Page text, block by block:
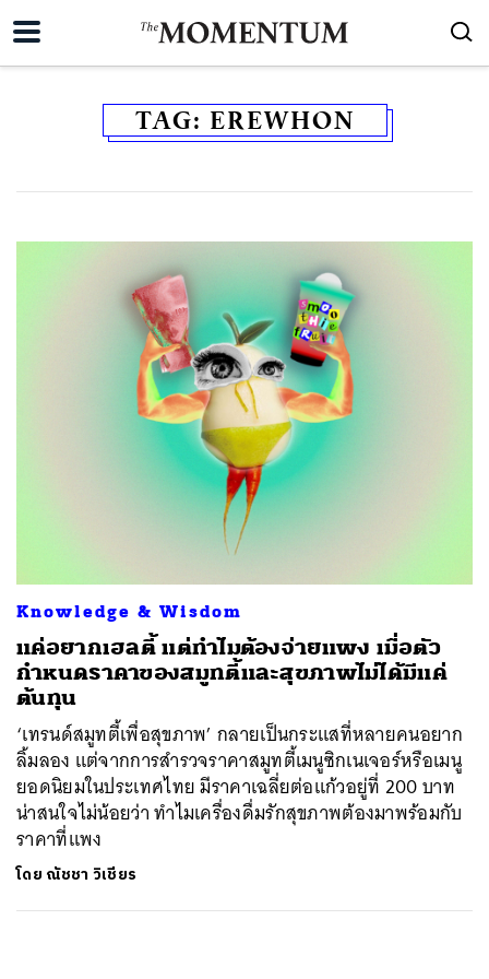
TAG: EREWHON
Knowledge & Wisdom
แค่อยากเฮลตี้ แต่ทำไมต้องจ่ายแพง เมื่อตัว
กำหนดราคาของสมูทตี้และสุขภาพไม่ได้มีแค่
ต้นทุน
‘เทรนด์สมูทตี้เพื่อสุขภาพ’ กลายเป็นกระแสที่หลายคนอยาก
ลิ้มลอง แต่จากการสำรวจราคาสมูทตี้เมนูซิกเนเจอร์หรือเมนู
ยอดนิยมในประเทศไทย มีราคาเฉลี่ยต่อแก้วอยู่ที่ 200 บาท
น่าสนใจไม่น้อยว่า ทำไมเครื่องดื่มรักสุขภาพต้องมาพร้อมกับ
ราคาที่แพง
โดย ณัชชา วิเชียร
SHARE TWEET